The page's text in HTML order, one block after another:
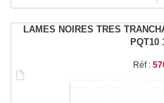
LAMES NOIRES TRES
PQT10
Réf :